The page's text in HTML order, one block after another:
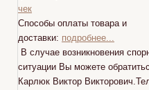
чек
Способы оплаты товара и
доставки: подробнее...
В случае возникновения
ситуации Вы можете
Карлюк Виктор